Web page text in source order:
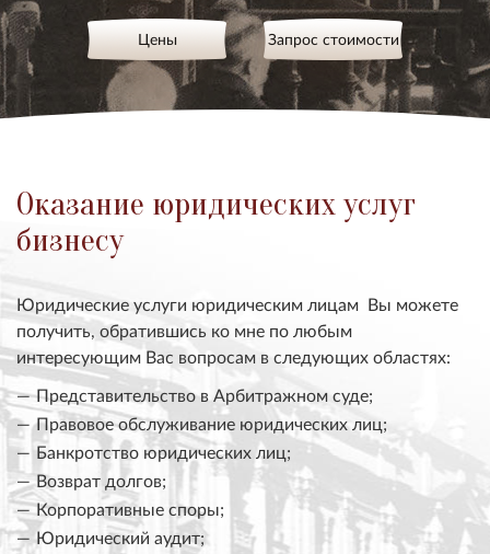
Цены Запрос стоимости
Оказание юридических услуг
бизнесу
Юридические услуги юридическим лицам Вы можете
получить, обратившись ко мне по любым
интересующим Вас вопросам в следующих областях:
Представительство в Арбитражном суде;
Правовое обслуживание юридических лиц;
Банкротство юридических лиц;
Возврат долгов;
Корпоративные споры;
Юридический аудит;